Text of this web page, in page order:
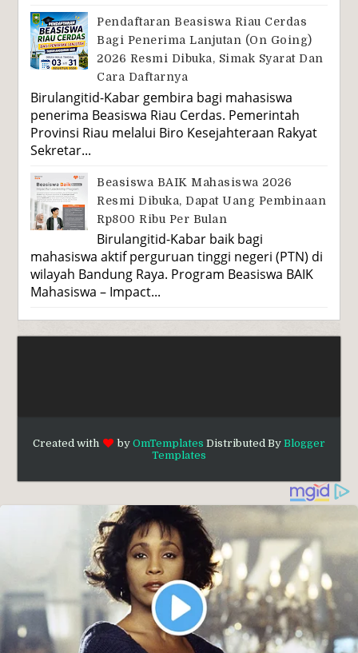
Pendaftaran Beasiswa Riau Cerdas
Bagi Penerima Lanjutan (On Going)
2026 Resmi Dibuka, Simak Syarat Dan
Cara Daftarnya
Birulangitid-Kabar gembira bagi mahasiswa
penerima Beasiswa Riau Cerdas. Pemerintah
Provinsi Riau melalui Biro Kesejahteraan Rakyat
Sekretar...
Beasiswa BAIK Mahasiswa 2026
Resmi Dibuka, Dapat Uang Pembinaan
Rp800 Ribu Per Bulan
Birulangitid-Kabar baik bagi
mahasiswa aktif perguruan tinggi negeri (PTN) di
wilayah Bandung Raya. Program Beasiswa BAIK
Mahasiswa – Impact...
Created with by OmTemplates Distributed By Blogger
Templates